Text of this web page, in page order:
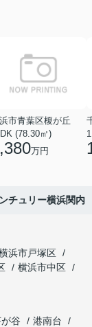
市青葉区榎が丘
(78.30㎡)
万円
チュリー横浜関内
浜市戸塚区
横浜市中区
谷
港南台